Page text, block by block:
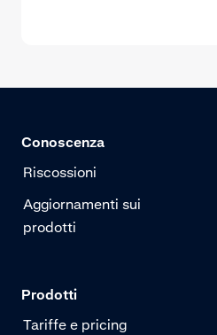
Conoscenza
Riscossioni
Aggiornamenti sui
prodotti
Prodotti
Tariffe e pricing